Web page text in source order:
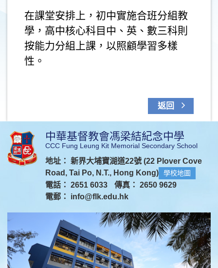
在課堂安排上，初中實施合班分組教
學，高中核心科目中、英、數三科則
按能力分組上課，以照顧學習多樣
性。
返回
中華基督教會馮梁結紀念中學
CCC Fung Leung Kit Memorial Secondary School
地址： 新界大埔寶湖道22號 (22 Plover Cove
Road, Tai Po, N.T., Hong Kong)
學校地圖
電話： 2651 6033
傳真： 2650 9629
電郵： info@flk.edu.hk